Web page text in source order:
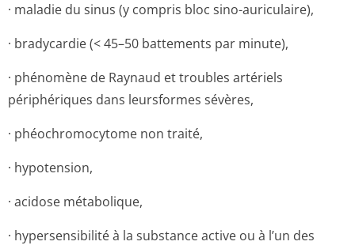
· maladie du sinus (y compris bloc sino-auriculaire),
· bradycardie (< 45–50 battements par minute),
· phénomène de Raynaud et troubles artériels
périphériques dans leursformes sévères,
· phéochromocytome non traité,
· hypotension,
· acidose métabolique,
· hypersensibilité à la substance active ou à l’un des